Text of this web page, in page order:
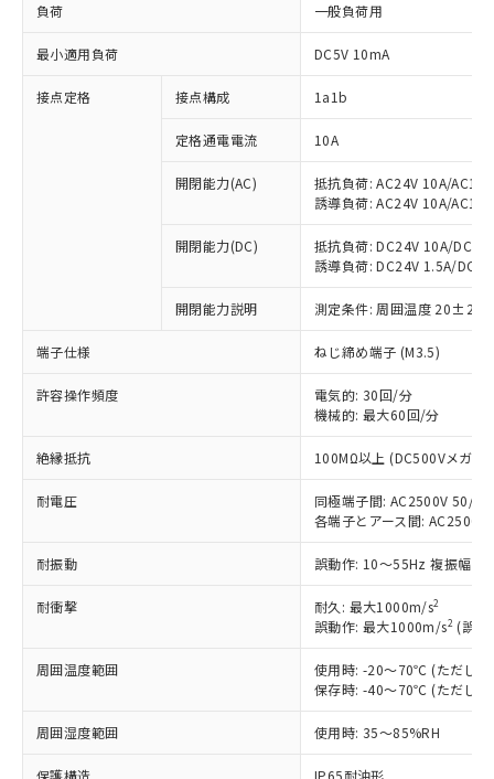
負荷 一般負荷用
最小適用負荷 DC5V 10mA
接点定格 接点構成 1a1b
定格通電電流 10A
開閉能力(AC)
抵抗負荷: AC24V 10A/
誘導負荷: AC24V 10A/
開閉能力(DC)
抵抗負荷: DC24V 10A/
誘導負荷: DC24V 1.5A/
開閉能力説明 測定条件: 周囲温度 20±2℃
端子仕様 ねじ締め端子 (M3.5)
許容操作頻度
電気的: 30回/分
機械的: 最大60回/分
絶縁抵抗 100MΩ以上 (DC500Vメガ)
耐電圧
同極端子間: AC2500V 50/
各端子とアース間:
耐振動 誤動作: 10～55Hz 複振幅
耐衝撃 耐久: 最大1000m/s2
誤動作: 最大1000m/s2 (誤動
周囲温度範囲
使用時: -20～70℃ (ただし、
保存時: -40～70℃ (ただし、
周囲湿度範囲 使用時: 35～85%RH
保護構造 IP65耐油形
以下の条件をお読みいただき、同意のうえ
ご利用ください。
本サービスは、当社制御機器事業取扱
商品の当社在庫状況および標準価格
(税抜)を提供させていただくもので
当社制御機器事業取扱商品の中には、
本サービスの対象外となる商品もある
ことをご了承ください。
在庫状況および標準価格照会結果は、
記載している更新日時点での社内デー
タに基づき作成されるものであり、閲
覧された時点での実際の在庫および標
準価格とは異なる場合があることをご
※1 対応状況
対応済み：EU RoHS指令（10物質）の
非含有に対応した製品が提供可能な商品で
対応予定：EU RoHS指令（10物質）の非含
有に対応した製品に切り替える予定のある
商品です。
対応予定なし：EU RoHS指令（10物質）の
定はありません。
調査・確認中：EU RoHS指令（10物質）の
非含有の対応状況を調査中または確認中の
非該当品：ライセンス料など無形物で、有
害物質有無と関係のない商品です。
仕入先様の事情により、非含有部品として
いたものが、含有品と判明した場合などや
むを得ず変更することがあります。
鉛(Pb) 1000ppm以下、 水銀(Hg) 1000ppm以下、 カド
ミウム(Cd) 100ppm以下、
六価クロム(Cr(Ⅵ)) 1000ppm以下、ポリ臭化ビフェニル
類(PBB) 1000ppm以下、ポリ臭化ジフェニルエーテル類
「○」：最大均質材料含有率が中国RoHSの
基準値以下であることを示します。
「×」：最大均質材料含有率が中国RoHSの
基準値を超えていることを示します。
「－」：未確認です。当社販売部門へお問
い合わせください。
Pb(鉛) :1000ppm、 Hg(水銀) : 1000ppm、 Cd(カドミウ
Cr(Ⅵ)(六価クロム) : 1000ppm、 PBBs(ポリ臭化ビフェ
当社は、これら貴社製品のうち、外国
為替および外国貿易法に定める商品
（以下｢規制貨物等」という）を輸出
または国外への提供する場合は、日本
国政府の輸出許可(または役務取引許
可)を取得するなどの必要な手続きを
号